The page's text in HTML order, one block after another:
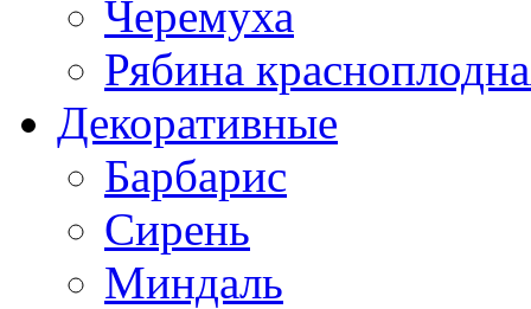
Черемуха
Рябина
Декоративные
Барбарис
Сирень
Миндаль